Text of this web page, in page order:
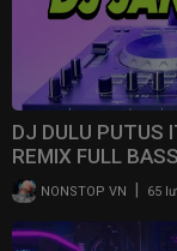
DJ DULU PUTUS
REMIX FULL
NONSTOP VN 65